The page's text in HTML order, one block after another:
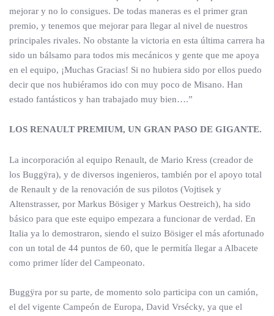
mejorar y no lo consigues. De todas maneras es el primer gran
premio, y tenemos que mejorar para llegar al nivel de nuestros
principales rivales. No obstante la victoria en esta última carrera ha
sido un bálsamo para todos mis mecánicos y gente que me apoya
en el equipo, ¡Muchas Gracias! Si no hubiera sido por ellos puedo
decir que nos hubiéramos ido con muy poco de Misano. Han
estado fantásticos y han trabajado muy bien….”
LOS RENAULT PREMIUM, UN GRAN PASO DE GIGANTE.
La incorporación al equipo Renault, de Mario Kress (creador de
los Buggÿra), y de diversos ingenieros, también por el apoyo total
de Renault y de la renovación de sus pilotos (Vojtisek y
Altenstrasser, por Markus Bösiger y Markus Oestreich), ha sido
básico para que este equipo empezara a funcionar de verdad. En
Italia ya lo demostraron, siendo el suizo Bösiger el más afortunado
con un total de 44 puntos de 60, que le permitía llegar a Albacete
como primer líder del Campeonato.
Buggÿra por su parte, de momento solo participa con un camión,
el del vigente Campeón de Europa, David Vrsécky, ya que el